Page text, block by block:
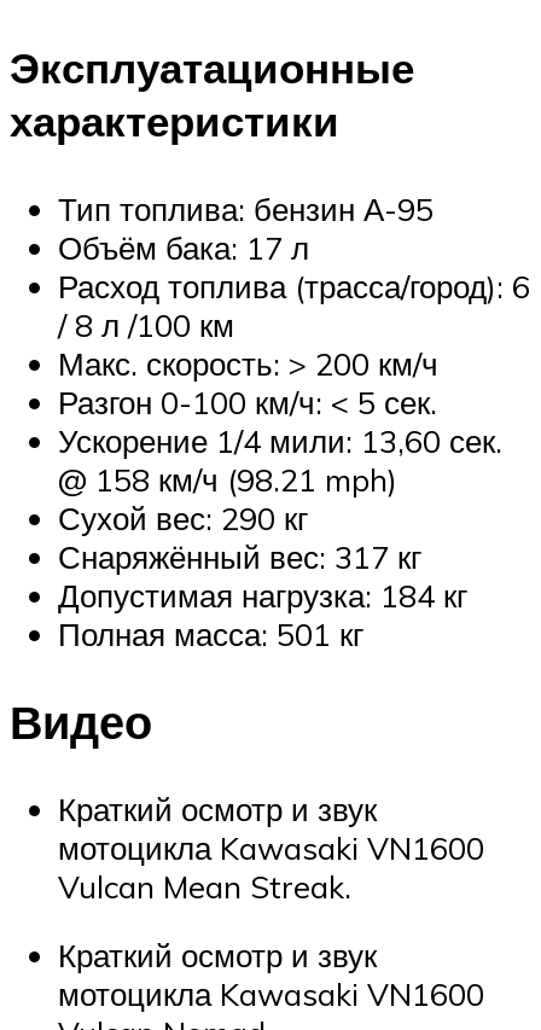
Эксплуатационные
характеристики
Тип топлива: бензин А-95
Объём бака: 17 л
Расход топлива (трасса/город): 6
/ 8 л /100 км
Макс. скорость: > 200 км/ч
Разгон 0-100 км/ч: < 5 сек.
Ускорение 1/4 мили: 13,60 сек.
@ 158 км/ч (98.21 mph)
Сухой вес: 290 кг
Снаряжённый вес: 317 кг
Допустимая нагрузка: 184 кг
Полная масса: 501 кг
Видео
Краткий осмотр и звук
мотоцикла Kawasaki VN1600
Vulcan Mean Streak.
Краткий осмотр и звук
мотоцикла Kawasaki VN1600